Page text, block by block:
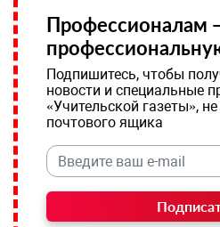
Профессионалам
Подпишитесь, чтобы
новости и специальные
«Учительской газеты»,
почтового ящика